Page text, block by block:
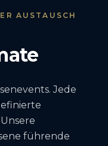
AUSTAUSCH
Jede
führende